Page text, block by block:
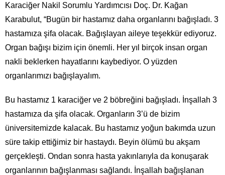
Karaciğer Nakil Sorumlu Yardımcısı Doç. Dr. Kağan
Karabulut, “Bugün bir hastamız daha organlarını bağışladı. 3
hastamıza şifa olacak. Bağışlayan aileye teşekkür ediyoruz.
Organ bağışı bizim için önemli. Her yıl birçok insan organ
nakli beklerken hayatlarını kaybediyor. O yüzden
organlarımızı bağışlayalım.
Bu hastamız 1 karaciğer ve 2 böbreğini bağışladı. İnşallah 3
hastamıza da şifa olacak. Organların 3’ü de bizim
üniversitemizde kalacak. Bu hastamız yoğun bakımda uzun
süre takip ettiğimiz bir hastaydı. Beyin ölümü bu akşam
gerçekleşti. Ondan sonra hasta yakınlarıyla da konuşarak
organlarının bağışlanması sağlandı. İnşallah bağışlanan